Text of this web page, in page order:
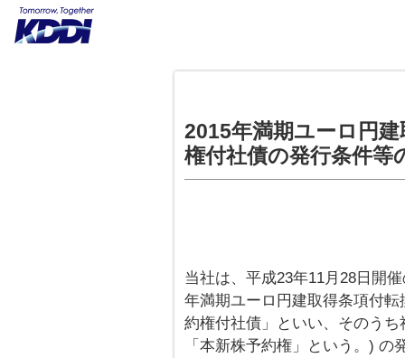
2015年満期ユーロ円
権付社債の発行条件等
当社は、平成23年11月28日開
年満期ユーロ円建取得条項付
約権付社債」といい、そのう
「本新株予約権」という。)